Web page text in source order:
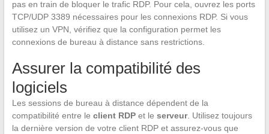
pas en train de bloquer le trafic RDP. Pour cela, ouvrez les ports
TCP/UDP 3389 nécessaires pour les connexions RDP. Si vous
utilisez un VPN, vérifiez que la configuration permet les
connexions de bureau à distance sans restrictions.
Assurer la compatibilité des
logiciels
Les sessions de bureau à distance dépendent de la
compatibilité entre le client RDPet le serveur. Utilisez toujours
la dernière version de votre client RDP et assurez-vous que